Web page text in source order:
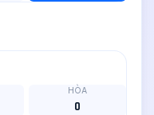
HÒA
0